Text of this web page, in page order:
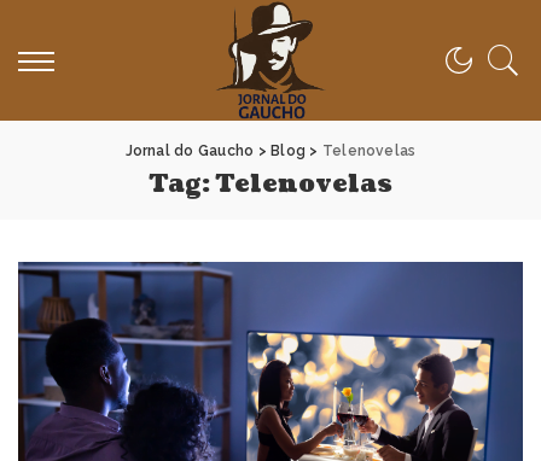
Jornal do Gaucho > Blog > Telenovelas
Tag:Telenovelas